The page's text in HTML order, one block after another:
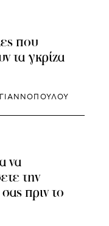
που
τα γκρίζα
να
την
πριν το